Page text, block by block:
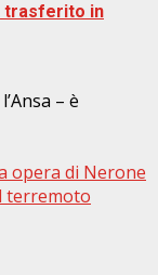
trasferito in
– è
opera di Nerone
terremoto